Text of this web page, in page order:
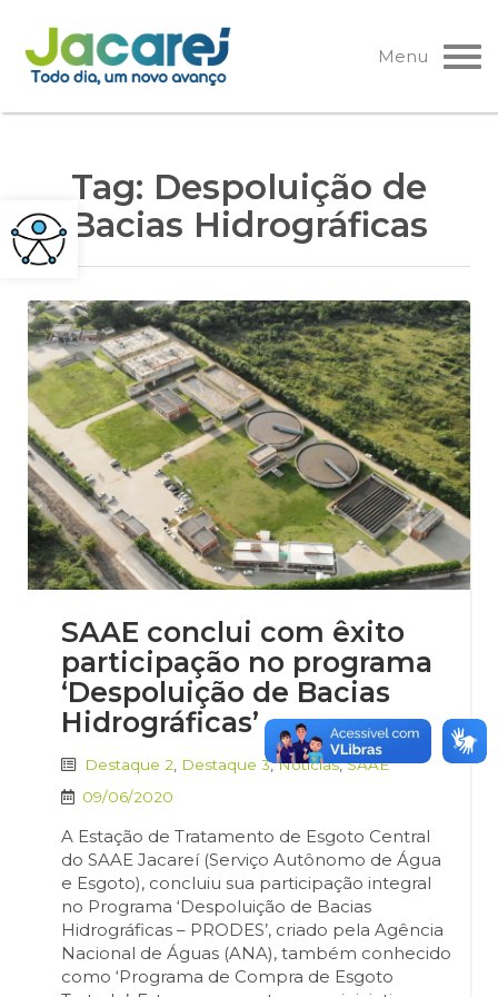
Pular
para
o
Menu
Tag: Despoluição de
Bacias Hidrográficas
SAAE conclui com êxito
participação no programa
‘Despoluição de Bacias
Hidrográficas’
Destaque 2 Destaque 3,Notícias,SAAE
09/06/2020
A Estação de Tratamento de Esgoto Central
do SAAE Jacareí (Serviço Autônomo de Água
e Esgoto), concluiu sua participação integral
no Programa ‘Despoluição de Bacias
Hidrográficas – PRODES’, criado pela Agência
Nacional de Águas (ANA), também conhecido
como ‘Programa de Compra de Esgoto